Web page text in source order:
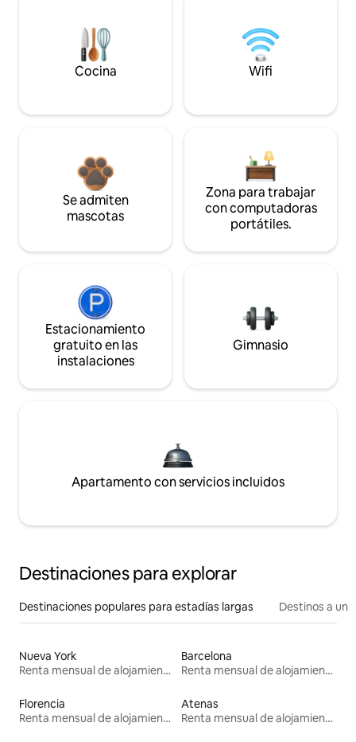
Cocina Wifi
Se admiten
mascotas
Zona para trabajar
con computadoras
portátiles.
Estacionamiento
gratuito en las
instalaciones
Gimnasio
Apartamento con servicios incluidos
Destinaciones para explorar
Destinaciones populares para estadías largas Destinos a un
Nueva York
Renta mensual de alojamientos
Barcelona
Renta mensual de alojamientos
Florencia
Renta mensual de alojamientos
Atenas
Renta mensual de alojamientos